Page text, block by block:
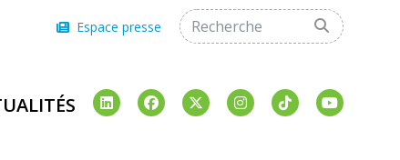
Espace presse